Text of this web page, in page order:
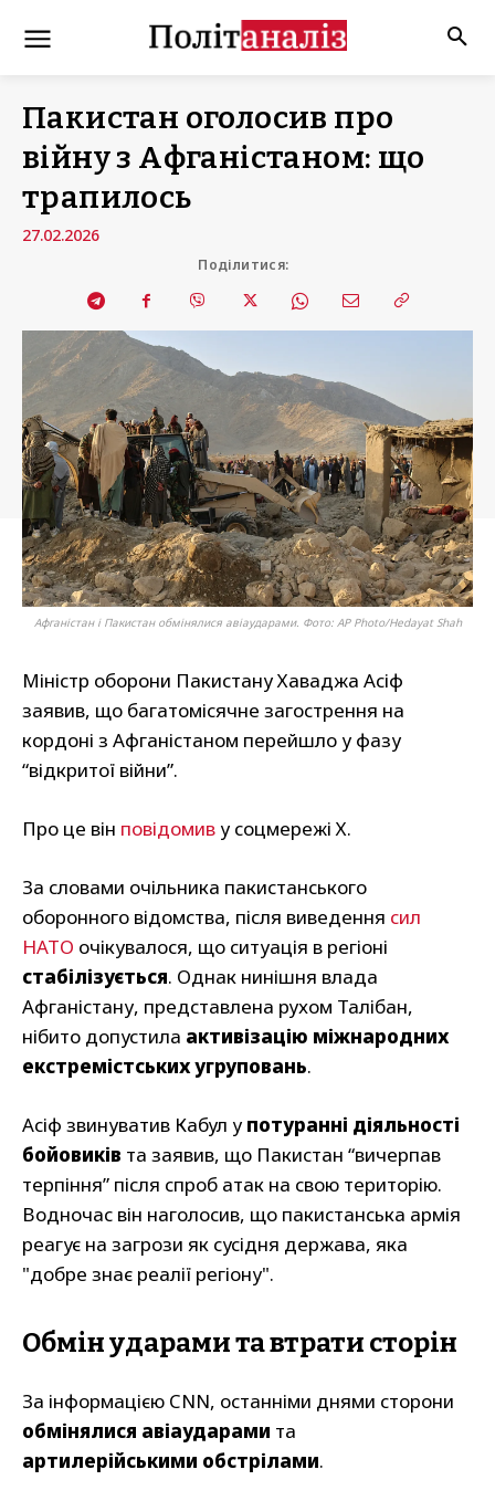
Пакистан оголосив про
війну з Афганістаном: що
трапилось
27.02.2026
Поділитися:
Афганістан і Пакистан обмінялися авіаударами. Фото: AP Photo/Hedayat Shah
Міністр оборони Пакистану Хаваджа Асіф
заявив, що багатомісячне загострення на
кордоні з Афганістаном перейшло у фазу
“відкритої війни”.
Про це він повідомив у соцмережі Х.
За словами очільника пакистанського
оборонного відомства, після виведення сил
НАТО очікувалося, що ситуація в регіоні
стабілізується. Однак нинішня влада
Афганістану, представлена рухом Талібан,
нібито допустила активізацію міжнародних
екстремістських угруповань.
Асіф звинуватив Кабул у потуранні діяльності
бойовиків та заявив, що Пакистан “вичерпав
терпіння” після спроб атак на свою територію.
Водночас він наголосив, що пакистанська армія
реагує на загрози як сусідня держава, яка
"добре знає реалії регіону".
Обмін ударами та втрати сторін
За інформацією CNN, останніми днями сторони
обмінялися авіаударами та
артилерійськими обстрілами.